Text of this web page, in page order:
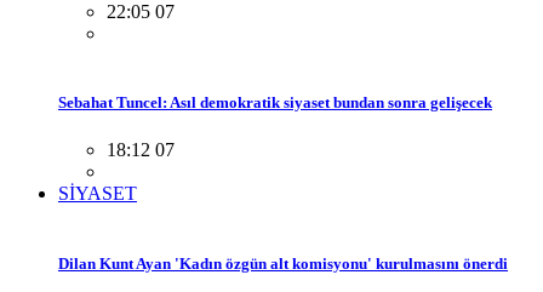
22:05 07
Sebahat Tuncel: Asıl demokratik siyaset bundan sonra gelişecek
18:12 07
SİYASET
Dilan Kunt Ayan 'Kadın özgün alt komisyonu' kurulmasını önerdi